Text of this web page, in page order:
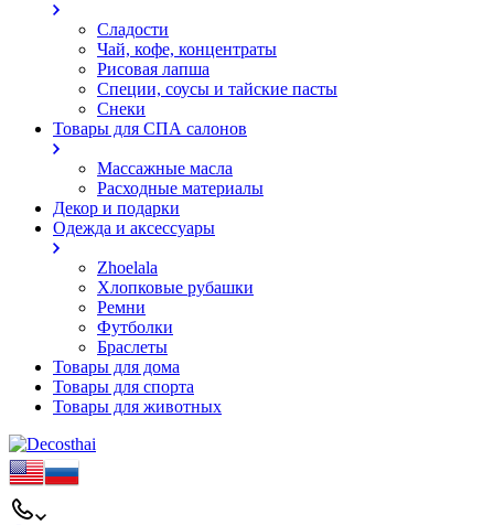
Сладости
Чай, кофе, концентраты
Рисовая лапша
Специи, соусы и тайские пасты
Снеки
Товары для СПА салонов
Массажные масла
Расходные материалы
Декор и подарки
Одежда и аксессуары
Zhoelala
Хлопковые рубашки
Ремни
Футболки
Браслеты
Товары для дома
Товары для спорта
Товары для животных